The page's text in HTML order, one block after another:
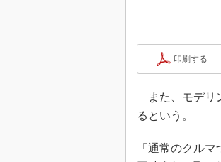
印刷する
また、モデリ
るという。
「通常のクル